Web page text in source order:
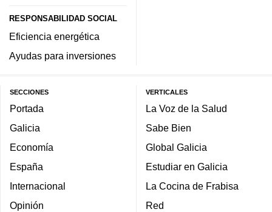
RESPONSABILIDAD SOCIAL
Eficiencia energética
Ayudas para inversiones
SECCIONES
Portada
Galicia
Economía
España
Internacional
Opinión
VERTICALES
La Voz de la Salud
Sabe Bien
Global Galicia
Estudiar en Galicia
La Cocina de Frabisa
Red